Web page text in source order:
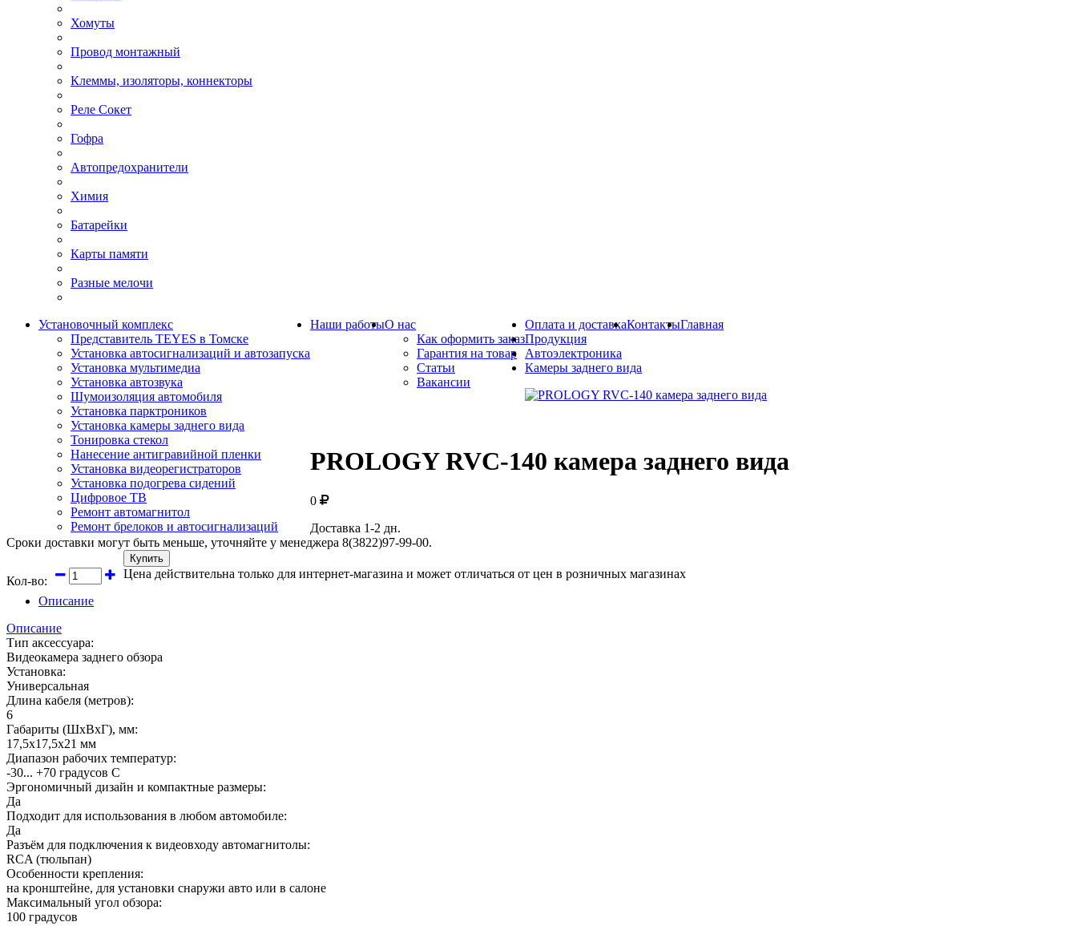
Хомуты
Провод монтажный
Клеммы, изоляторы, коннекторы
Реле Сокет
Гофра
Автопредохранители
Химия
Батарейки
Карты памяти
Разные мелочи
Установочный комплекс
Представитель TEYES в Томске
Установка автосигнализаций и автозапуска
Установка мультимедиа
Установка автозвука
Шумоизоляция автомобиля
Установка парктроников
Установка камеры заднего вида
Тонировка стекол
Нанесение антигравийной пленки
Установка видеорегистраторов
Установка подогрева сидений
Цифровое ТВ
Ремонт автомагнитол
Ремонт брелоков и автосигнализаций
Наши работыО нас
Как оформить заказ
Гарантия на товар
Статьи
Вакансии
Оплата и доставкаКонтактыГлавная
Продукция
Автоэлектроника
Камеры заднего вида
PROLOGY RVC-140 камера заднего вида
0
Доставка 1-2 дн.
Сроки доставки могут быть меньше, уточняйте у менеджера 8(3822)97-99-00.
Кол-во:
Купить
Цена действительна только для интернет-магазина и может отличаться от цен в розничных магазинах
Описание
Описание
Тип аксессуара:
Видеокамера заднего обзора
Установка:
Универсальная
Длина кабеля (метров):
6
Габариты (ШхВхГ), мм:
17,5х17,5х21 мм
Диапазон рабочих температур:
-30... +70 градусов С
Эргономичный дизайн и компактные размеры:
Да
Подходит для использования в любом автомобиле:
Да
Разъём для подключения к видеовходу автомагнитолы:
RCA (тюльпан)
Особенности крепления:
на кронштейне, для установки снаружи авто или в салоне
Максимальный угол обзора:
100 градусов